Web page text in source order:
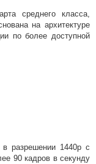
среднего класса,
на архитектуре
по более доступной
в разрешении 1440p с
90 кадров в секунду